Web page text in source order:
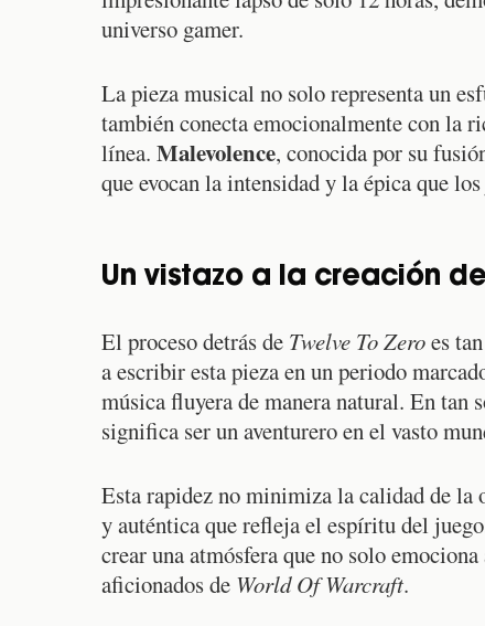
universo gamer.
La pieza musical no solo representa un
también conecta emocionalmente con la
línea. Malevolence, conocida por su
que evocan la intensidad y la épica que
Un vistazo a la creación
El proceso detrás de Twelve To Zeroes
a escribir esta pieza en un periodo
música fluyera de manera natural. En tan
significa ser un aventurero en el vasto
Esta rapidez no minimiza la calidad de la
y auténtica que refleja el espíritu del
crear una atmósfera que no solo
aficionados de World Of Warcraft.